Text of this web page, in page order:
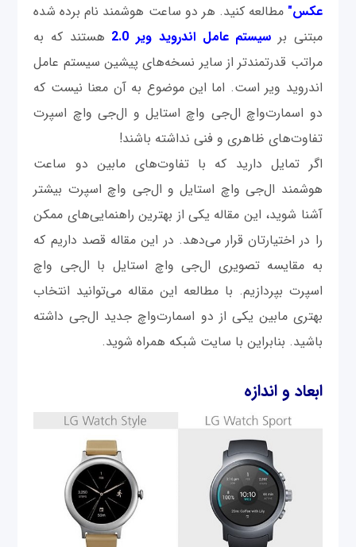
عکس" مطالعه کنید. هر دو ساعت هوشمند نام برده شده
مبتنی بر سیستم عامل اندروید ویر 2.0
هستند که به
مراتب قدرتمندتر از سایر نسخه‌های پیشین سیستم عامل
اندروید ویر است. اما این موضوع به آن معنا نیست که
دو اسمارت‌واچ ال‌جی واچ استایل و ال‌جی واچ اسپرت
تفاوت‌های ظاهری و فنی نداشته باشند!
اگر تمایل دارید که با تفاوت‌های مابین دو ساعت
هوشمند ال‌جی واچ استایل و ال‌جی واچ اسپرت بیشتر
آشنا شوید، این مقاله یکی از بهترین راهنمایی‌های ممکن
را در اختیارتان قرار می‌دهد. در این مقاله قصد داریم که
به مقایسه تصویری ال‌جی واچ استایل با ال‌جی واچ
اسپرت بپردازیم. با مطالعه این مقاله می‌توانید انتخاب
بهتری مابین یکی از دو اسمارت‌واچ جدید ال‌جی داشته
باشید. بنابراین با سایت شبکه همراه شوید.
ابعاد و اندازه